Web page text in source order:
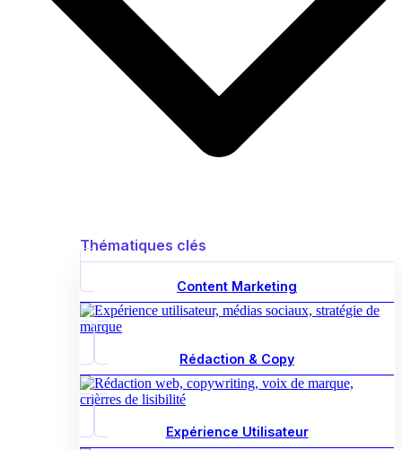
Thématiques clés
Content Marketing
Rédaction & Copy
Expérience Utilisateur